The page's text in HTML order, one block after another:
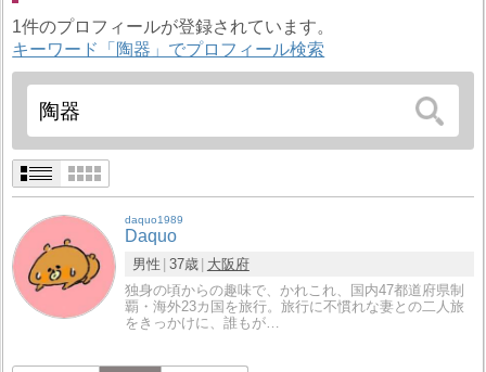
1件のプロフィールが登録されています。
キーワード「陶器」でプロフィール検索
daquo1989
Daquo
男性 37歳
大阪府
独身の頃からの趣味で、かれこれ、国内47都道府県制
覇・海外23カ国を旅行。旅行に不慣れな妻との二人旅
をきっかけに、誰もが…